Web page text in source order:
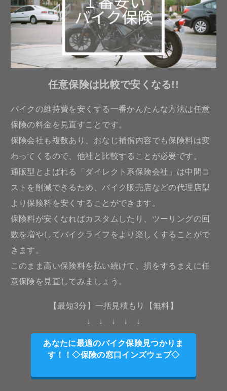
任意保険は比較で安くなる!!
バイクの維持費を安くする一番かんたんな方法は任意
保険の料金を見直すことです。
保険会社も複数あり、おなじ補償内容でも保険料は変
わってくるので、他社と比較することが必要です。
通販型とよばれる「ダイレクト系保険会社」は中間コ
ストを削減できるため、バイク販売店などの代理店型
より保険料を安くすることができます。
保険料が安くなればカスタムしたり、ツーリングの回
数を増やしてバイクライフをより楽しくすることがで
きます。
このまま高い保険料を払い続けて、損をするまえに任
意保険を見直してみましょう。
【最短3分】一括見積もり【無料】
↓ ↓ ↓ ↓ ↓
あなたに最適のバイク保険見つかりま
す！！◇保険の窓口インズウェブ◇